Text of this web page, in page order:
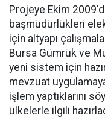
Projeye Ekim
başmüdürlükleri
için altyapı
Bursa Gümrük ve
yeni sistem için
mevzuat
işlem yaptıklarını
ülkelerle ilgili